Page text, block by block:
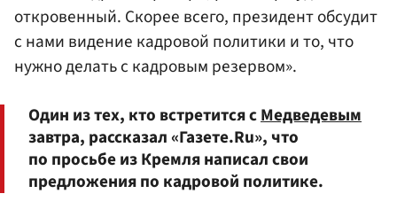
откровенный. Скорее всего, президент обсудит
с нами видение кадровой политики и то, что
нужно делать с кадровым резервом».
Один из тех, кто встретится сМедведевым
завтра, рассказал «Газете.Ru», что
по просьбе из Кремля написал свои
предложения по кадровой политике.